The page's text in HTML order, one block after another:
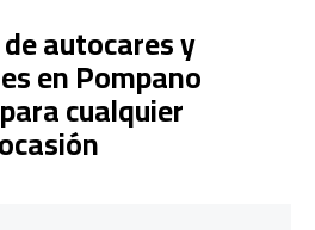
autocares y
en Pompano
cualquier
ocasión